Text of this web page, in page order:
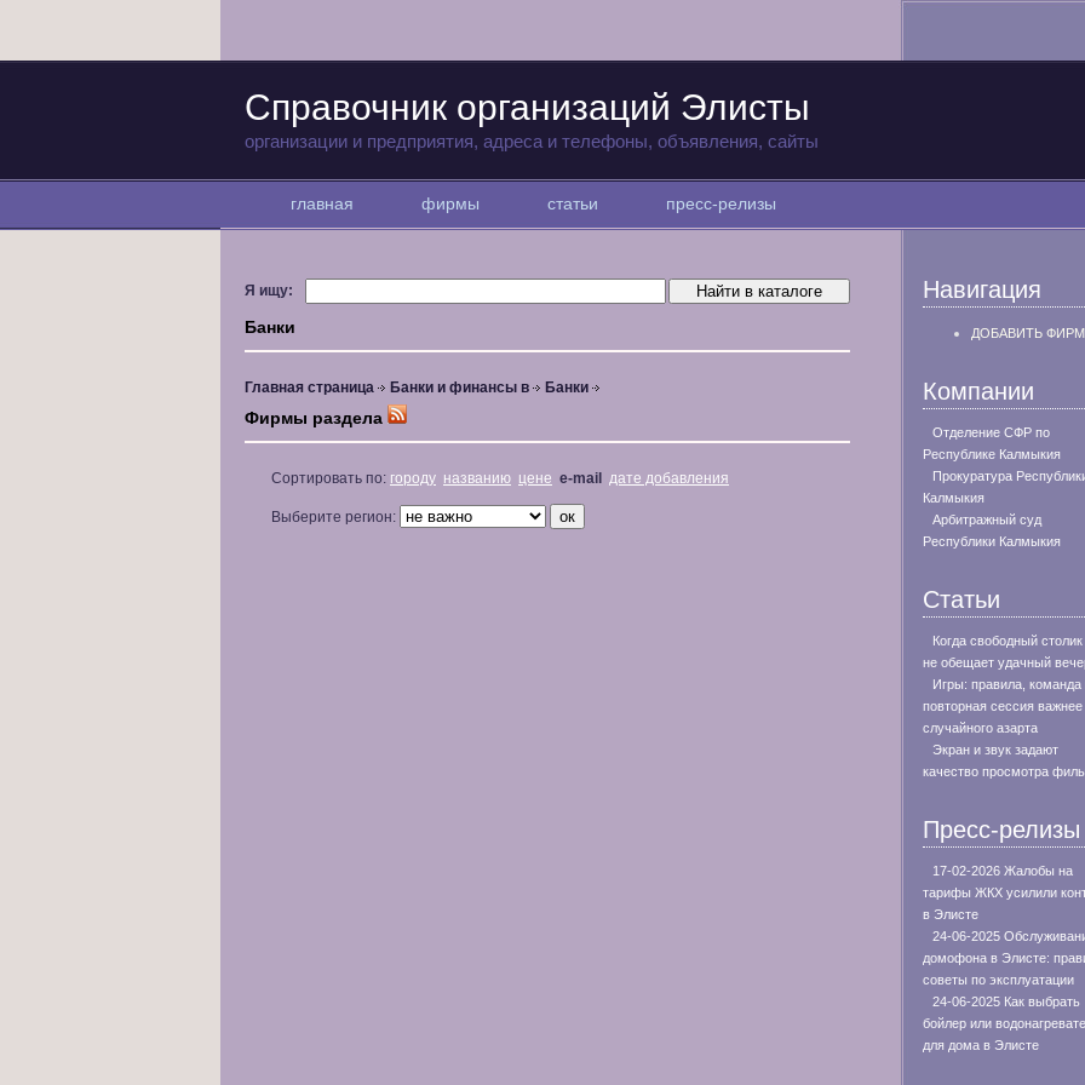
Справочник организаций Элисты
организации и предприятия, адреса и телефоны, объявления, сайты
главная фирмы статьи пресс-релизы
Я ищу:
Банки
Главная страница Банки и финансы в Банки
Фирмы раздела
Сортировать по: городу названию цене e-mail дате добавления
Выберите регион:
Навигация
ДОБАВИТЬ
Компании
Отделение СФР по
Республике Калмыкия
Прокуратура
Калмыкия
Арбитражный суд
Республики Калмыкия
Статьи
Когда свободный
не обещает удачный
Игры: правила, команда
повторная сессия важнее
случайного азарта
Экран и звук задают
качество просмотра
Пресс-релизы
17-02-2026 Жалобы на
тарифы ЖКХ усилили
в Элисте
24-06-2025
домофона в Элисте:
советы по эксплуатации
24-06-2025 Как выбрать
бойлер или
для дома в Элисте